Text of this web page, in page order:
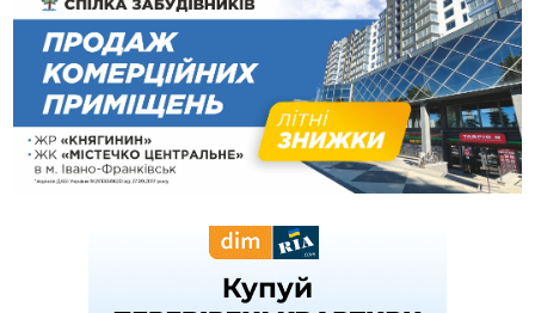
вкрав із супермаркету пляшку віскі за 8,5 тисяч
09:53
В урочищі біля Галича археологи відкопали давньоруську
вагову гирку XII–XIII століть
09:39
У Франківську медики провели серію складних операцій
на аорті
Вчора
У Богородчанах на "зебрі" водій Audi наїхав на
Загальна площа всіх книгарень України - трохи більше ніж 6
На "зебрі" у Франківську два мотоциклісти збили жінку